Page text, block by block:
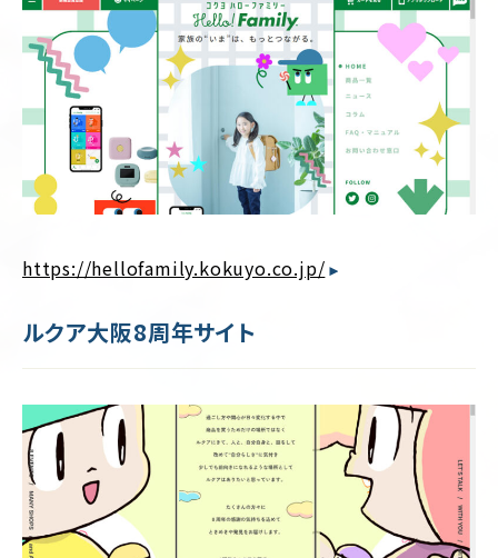
https://hellofamily.kokuyo.co.jp/
ルクア大阪8周年サイト